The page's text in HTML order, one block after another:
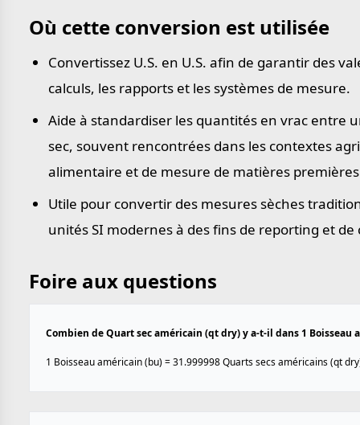
Où cette conversion est utilisée
Convertissez U.S. en U.S. afin de garantir des
calculs, les rapports et les systèmes de mesure.
Aide à standardiser les quantités en vrac entre
sec, souvent rencontrées dans les contextes
alimentaire et de mesure de matières
Utile pour convertir des mesures sèches
unités SI modernes à des fins de reporting et
Foire aux questions
Combien de Quart sec américain (qt dry) y a-t-il dans 1 Boisseau
1 Boisseau américain (bu) = 31.999998 Quarts secs américains (qt